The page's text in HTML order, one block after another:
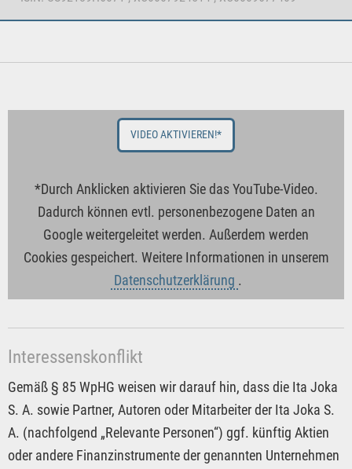
VIDEO AKTIVIEREN!*
*Durch Anklicken aktivieren Sie das YouTube-Video.
Dadurch können evtl. personenbezogene Daten an
Google weitergeleitet werden. Außerdem werden
Cookies gespeichert. Weitere Informationen in unserem
Datenschutzerklärung .
Interessenskonflikt
Gemäß § 85 WpHG weisen wir darauf hin, dass die Ita Joka
S. A. sowie Partner, Autoren oder Mitarbeiter der Ita Joka S.
A. (nachfolgend „Relevante Personen“) ggf. künftig Aktien
oder andere Finanzinstrumente der genannten Unternehmen